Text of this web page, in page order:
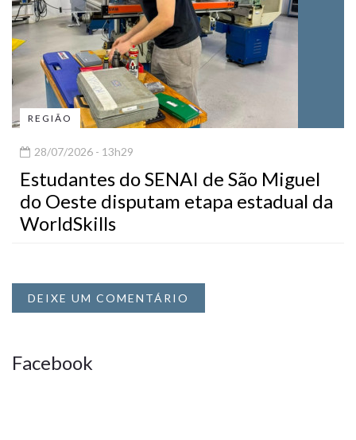
REGIÃO
28/07/2026 - 13h29
Estudantes do SENAI de São Miguel
do Oeste disputam etapa estadual da
WorldSkills
DEIXE UM COMENTÁRIO
Facebook